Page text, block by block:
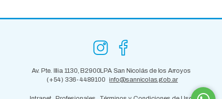
Av. Pte. Illia 1130, B2900LPA San Nicolás de los Arroyos
(+54) 336-4489100
info@sannicolas.gob.ar